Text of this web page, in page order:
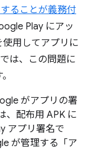
ることが義務付
Play にアッ
用してアプリに
は、この問題に
がアプリの署
、配布用 APK に
アプリ署名で
が管理する「ア